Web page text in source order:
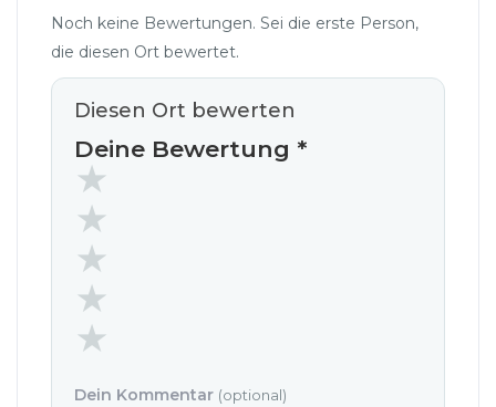
Noch keine Bewertungen. Sei die erste Person,
die diesen Ort bewertet.
Diesen Ort bewerten
Deine Bewertung *
Dein Kommentar (optional)